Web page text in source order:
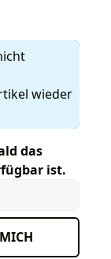
wieder
das
ist.